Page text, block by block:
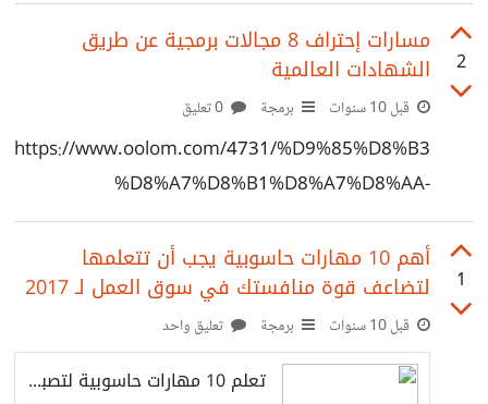
2
مسارات إحتراف 8 مجالات برمجية عن طريق
الشهادات العالمية
قبل 10 سنوات برمجة
https://www.oolom.com/4731/%D9%85%D8%B3
%D8%A7%D8%B1%D8%A7%D8%AA-
%D8%A5%D8%AD%D8%AA%D8%B1%D8%A7%
D9%81-8-
%D8%AA%D8%AE%D8%B5%D8%B5%D8%A7%D
8%AA-
%D8%AA%D9%82%D9%86%D9%8A%D8%A9/
1
أهم 10 مهارات حاسوبية يجب أن تتعلمها
لتضاعف قوة منافستك في سوق العمل لـ 2017
قبل 10 سنوات برمجة تعليق واحد
تعلم 10 مهارات حاسوبية لتصبح الأكثر طلباً في 2017